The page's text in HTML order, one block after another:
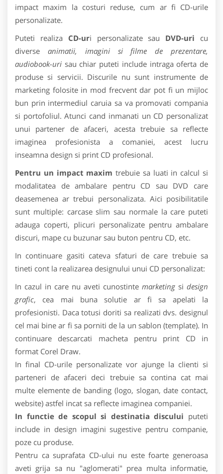
impact maxim la costuri reduse, cum ar fi CD-urile
personalizate.
Puteti realiza CD-uri personalizate sau DVD-uri cu
diverse animatii, imagini si filme de prezentare,
audiobook-uri sau chiar puteti include intraga oferta de
produse si servicii. Discurile nu sunt instrumente de
marketing folosite in mod frecvent dar pot fi un mijloc
bun prin intermediul caruia sa va promovati compania
si portofoliul. Atunci cand inmanati un CD personalizat
unui partener de afaceri, acesta trebuie sa reflecte
imaginea profesionista a comaniei, acest lucru
inseamna design si print CD profesional.
Pentru un impact maxim trebuie sa luati in calcul si
modalitatea de ambalare pentru CD sau DVD care
deasemenea ar trebui personalizata. Aici posibilitatile
sunt multiple: carcase slim sau normale la care puteti
adauga coperti, plicuri personalizate pentru ambalare
discuri, mape cu buzunar sau buton pentru CD, etc.
In continuare gasiti cateva sfaturi de care trebuie sa
tineti cont la realizarea designului unui CD personalizat:
In cazul in care nu aveti cunostinte marketing si design
grafic, cea mai buna solutie ar fi sa apelati la
profesionisti. Daca totusi doriti sa realizati dvs. designul
cel mai bine ar fi sa porniti de la un sablon (template). In
continuare descarcati macheta pentru print CD in
format Corel Draw.
In final CD-urile personalizate vor ajunge la clienti si
parteneri de afaceri deci trebuie sa contina cat mai
multe elemente de banding (logo, slogan, date contact,
website) astfel incat sa reflecte imaginea companiei.
In functie de scopul si destinatia discului puteti
include in design imagini sugestive pentru companie,
poze cu produse.
Pentru ca suprafata CD-ului nu este foarte generoasa
aveti grija sa nu "aglomerati" prea multa informatie,